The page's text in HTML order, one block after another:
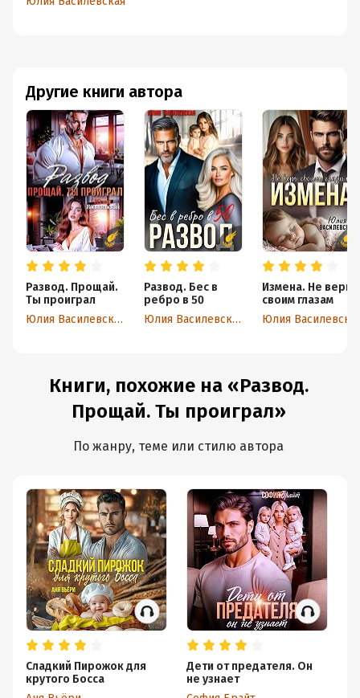
Другие книги автора
Развод. Прощай.
Ты проиграл
Юлия Василевская
Развод. Бес в
ребро в 50
Юлия Василевская
Измена. Не верь
своим глазам
Книги, похожие на «Развод.
Прощай. Ты проиграл»
По жанру, теме или стилю автора
Сладкий Пирожок для
крутого Босса
Дети от предателя. Он
не узнает